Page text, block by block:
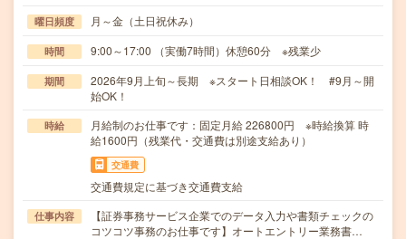
曜日頻度 月～金（土日祝休み）
時間 9:00～17:00 （実働7時間）休憩60分 ※残業少
期間
2026年9月上旬～長期 ※スタート日相談OK！ #9月～開
始OK！
時給
月給制のお仕事です：固定月給 226800円 ※時給換算 時
給1600円（残業代・交通費は別途支給あり）
交通費
交通費規定に基づき交通費支給
仕事内容
【証券事務サービス企業でのデータ入力や書類チェックの
コツコツ事務のお仕事です】オートエントリー業務書…